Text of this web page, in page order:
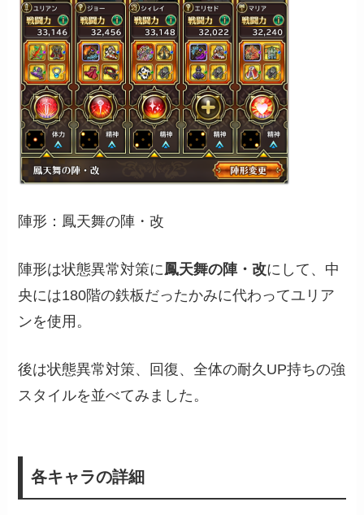
陣形：鳳天舞の陣・改
陣形は状態異常対策に鳳天舞の陣・改にして、中
央には180階の鉄板だったかみに代わってユリア
ンを使用。
後は状態異常対策、回復、全体の耐久UP持ちの強
スタイルを並べてみました。
各キャラの詳細